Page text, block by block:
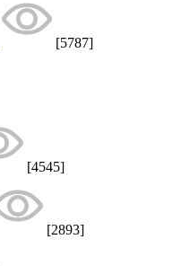
[5787]
[4545]
[2893]